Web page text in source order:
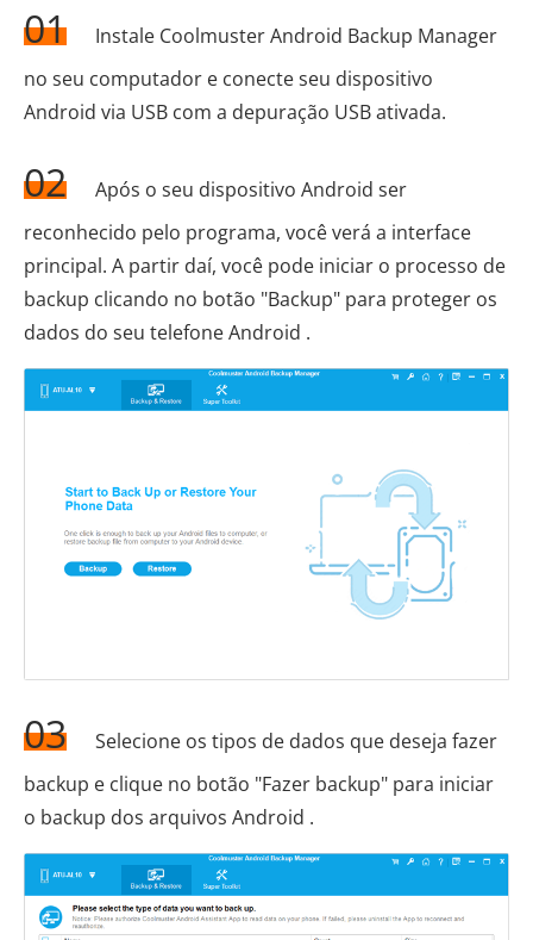
01
Instale Coolmuster Android Backup Manager
no seu computador e conecte seu dispositivo
Android via USB com a depuração USB ativada.
02
Após o seu dispositivo Android ser
reconhecido pelo programa, você verá a interface
principal. A partir daí, você pode iniciar o processo de
backup clicando no botão "Backup" para proteger os
dados do seu telefone Android .
03
Selecione os tipos de dados que deseja fazer
backup e clique no botão "Fazer backup" para iniciar
o backup dos arquivos Android .